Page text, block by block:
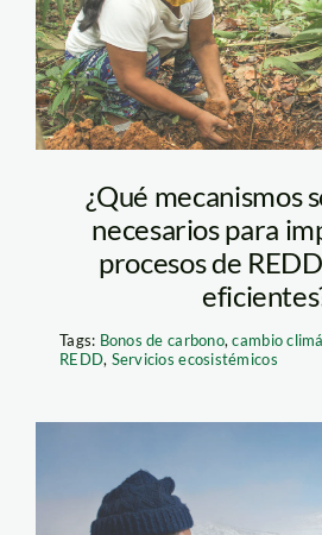
¿Qué mecanismos
necesarios para
procesos de
Tags: Bonos de carbono,cambio
REDD, Servicios ecosistémicos
adaptacion-al-